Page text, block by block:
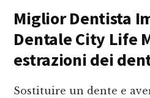
Miglior Dentista
Dentale City Life
estrazioni dei
Sostituire un dente e